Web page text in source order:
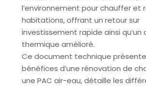
l’environnement pour chauffer et
habitations, offrant un retour sur
investissement rapide ainsi qu’un
thermique amélioré.
Ce document technique
bénéfices d’une rénovation de
une PAC air-eau, détaille les